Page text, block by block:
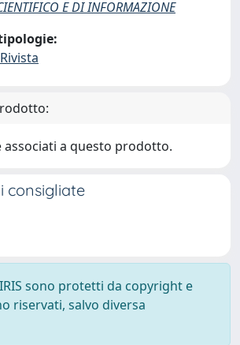
E DI INFORMAZIONE
associati a questo prodotto.
consigliate
sono protetti da copyright e
riservati, salvo diversa